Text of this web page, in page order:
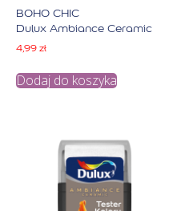
BOHO CHIC
Dulux Ambiance Ceramic
4,99 zł
Dodaj do koszyka